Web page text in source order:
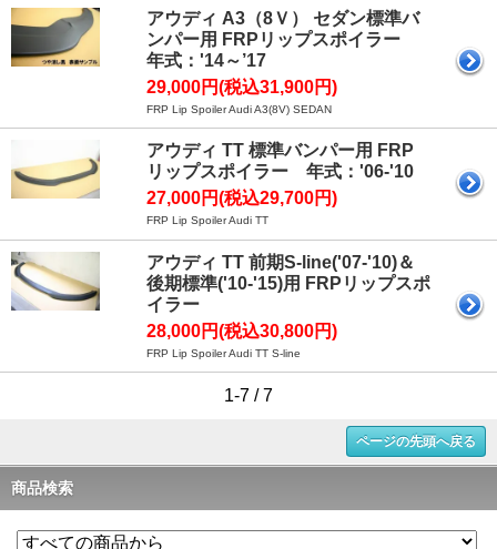
アウディ A3（8Ｖ） セダン標準バ
ンパー用 FRPリップスポイラー
年式：'14～’17
29,000円(税込31,900円)
FRP Lip Spoiler Audi A3(8V) SEDAN
アウディ TT 標準バンパー用 FRP
リップスポイラー 年式：'06-'10
27,000円(税込29,700円)
FRP Lip Spoiler Audi TT
アウディ TT 前期S-line('07-'10)＆
後期標準('10-'15)用 FRPリップスポ
イラー
28,000円(税込30,800円)
FRP Lip Spoiler Audi TT S-line
1-7 / 7
ページの先頭へ戻る
商品検索